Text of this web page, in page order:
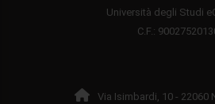
Università degli Studi
C.F.:
Via Isimbardi, 10 - 22060